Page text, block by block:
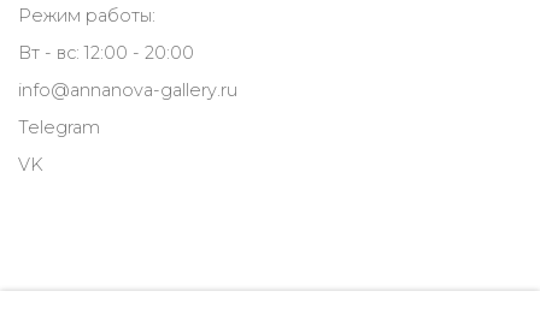
Режим работы:
Вт - вс: 12:00 - 20:00
info@annanova-gallery.ru
Telegram
VK